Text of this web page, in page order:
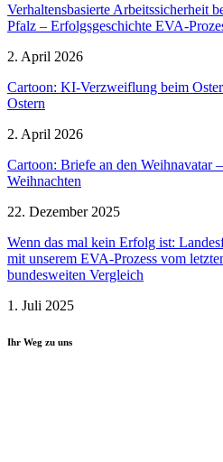
Verhal­tens­ba­sierte Arbeits­si­cherheit
Pfalz – Erfolgs­ge­schichte EVA-
2. April 2026
Cartoon: KI-Verzweiflung beim
Ostern
2. April 2026
Cartoon: Briefe an den
Weihnachten
22. Dezember 2025
Wenn das mal kein Erfolg ist:
mit unserem EVA-Prozess vom
bundes­weiten Vergleich
1. Juli 2025
Ihr Weg zu uns